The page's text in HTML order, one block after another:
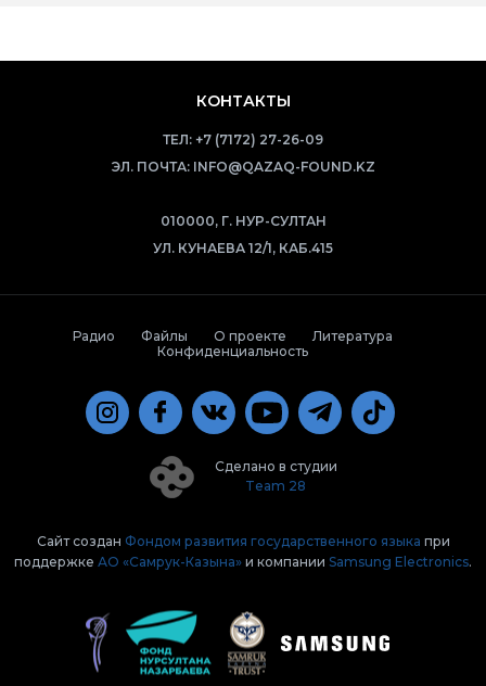
КОНТАКТЫ
ТЕЛ: +7 (7172) 27-26-09
ЭЛ. ПОЧТА: INFO@QAZAQ-FOUND.KZ
010000, Г. НУР-СУЛТАН
УЛ. КУНАЕВА 12/1, КАБ.415
Радио Файлы О проекте
Литература
Конфиденциальность
Сделано в студии
Team 28
Сайт создан Фондом развития государственного языка при
поддержке АО «Самрук-Казына» и компании Samsung Electronics.